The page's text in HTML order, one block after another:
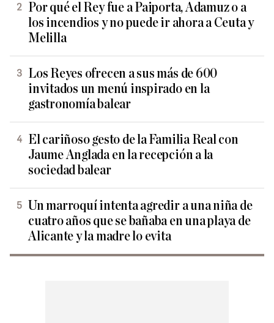
Por qué el Rey fue a Paiporta, Adamuz o a
los incendios y no puede ir ahora a Ceuta y
Melilla
Los Reyes ofrecen a sus más de 600
invitados un menú inspirado en la
gastronomía balear
El cariñoso gesto de la Familia Real con
Jaume Anglada en la recepción a la
sociedad balear
Un marroquí intenta agredir a una niña de
cuatro años que se bañaba en una playa de
Alicante y la madre lo evita